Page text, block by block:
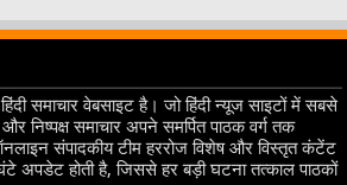
समाचार वेबसाइट है। जो हिंदी न्यूज साइटों में सबसे
निष्पक्ष समाचार अपने समर्पित पाठक वर्ग तक
संपादकीय टीम हररोज विशेष और विस्तृत कंटेंट
अपडेट होती है, जिससे हर बड़ी घटना तत्काल पाठकों